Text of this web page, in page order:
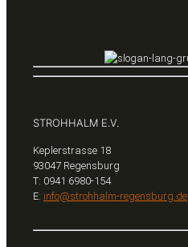
STROHHALM E.V.
Keplerstrasse 18
93047 Regensburg
T: 0941 6980-154
E: info@strohhalm-regensburg.de